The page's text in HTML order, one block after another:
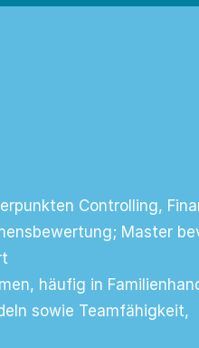
Controlling,
Master
häufig in
sowie Teamfähigkeit,